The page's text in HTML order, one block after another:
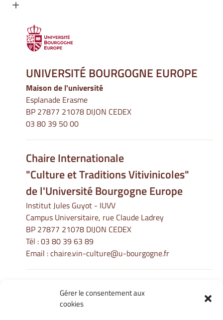
Gérer le consentement aux
cookies
UNIVERSITÉ BOURGOGNE EUROPE
Maison de l'université
Esplanade Erasme
BP 27877 21078 DIJON CEDEX
03 80 39 50 00
Chaire Internationale
"Culture et Traditions Vitivinicoles"
de l'Université Bourgogne Europe
Institut Jules Guyot - IUVV
Campus Universitaire, rue Claude Ladrey
BP 27877 21078 DIJON CEDEX
Tél :03 80 39 63 89
Email :chaire.vin-culture@u-bourgogne.fr
Informations Légales